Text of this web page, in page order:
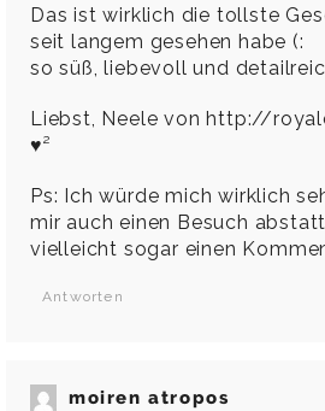
Das ist wirklich die tollste
seit langem gesehen habe (:
so süß, liebevoll und
Liebst, Neele von http://
♥²
Ps: Ich würde mich wirklich
mir auch einen Besuch
vielleicht sogar einen
Antworten
moiren atropos